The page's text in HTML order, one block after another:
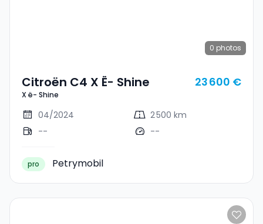
0 photos
Citroën C4 X Ë- Shine
X ë- Shine
23 600 €
04/2024
2 500 km
--
--
pro Petrymobil